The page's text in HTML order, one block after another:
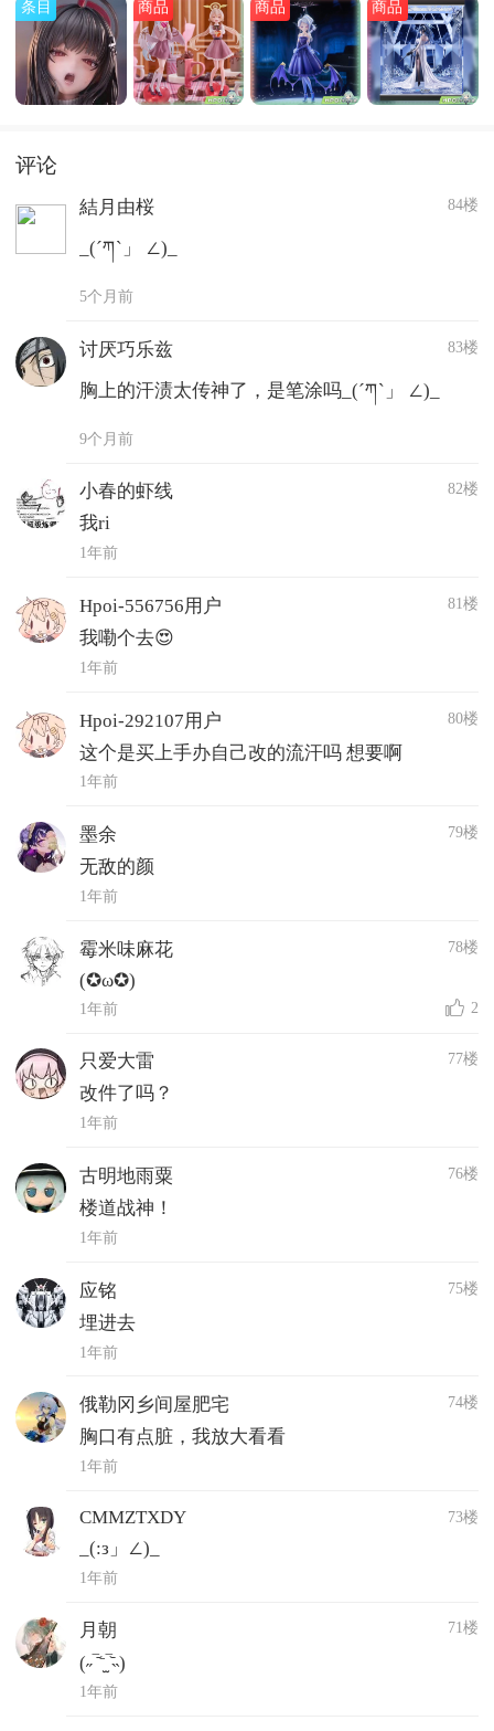
条目 商品 商品 商品
评论
結月由桜 84楼
_(´ཀ`」 ∠)_
5个月前
讨厌巧乐兹 83楼
胸上的汗渍太传神了，是笔涂吗_(´ཀ`」 ∠)_
9个月前
小春的虾线 82楼
我ri
1年前
Hpoi-556756用户 81楼
我嘞个去😍
1年前
Hpoi-292107用户 80楼
这个是买上手办自己改的流汗吗 想要啊
1年前
墨余 79楼
无敌的颜
1年前
霉米味麻花 78楼
(✪ω✪)
1年前 2
只爱大雷 77楼
改件了吗？
1年前
古明地雨粟 76楼
楼道战神！
1年前
应铭 75楼
埋进去
1年前
俄勒冈乡间屋肥宅 74楼
胸口有点脏，我放大看看
1年前
CMMZTXDY 73楼
_(:з」∠)_
1年前
月朝 71楼
(˶‾᷄⁻̫‾᷅˵)
1年前